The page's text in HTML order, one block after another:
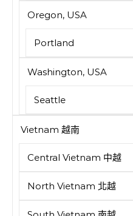
Oregon, USA
Portland
Washington, USA
Seattle
Vietnam 越南
Central Vietnam 中越
North Vietnam 北越